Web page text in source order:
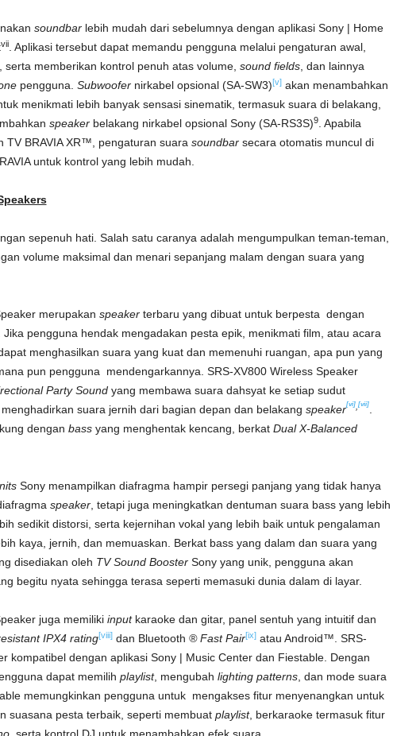
soundbarlebih mudah dari sebelumnya dengan aplikasi Sony | Home
vii. Aplikasi tersebut dapat memandu pengguna melalui pengaturan awal,
serta memberikan kontrol penuh atas volume, sound fields, dan lainnya
pengguna. Subwoofernirkabel opsional (SA-SW3)[v]akan menambahkan
menikmati lebih banyak sensasi sinematik, termasuk suara di belakang,
speakerbelakang nirkabel opsional Sony (SA-RS3S)9. Apabila
TV BRAVIA XR™, pengaturan suara soundbar secara otomatis muncul di
untuk kontrol yang lebih mudah.
sepenuh hati. Salah satu caranya adalah mengumpulkan teman-teman,
volume maksimal dan menari sepanjang malam dengan suara yang
merupakan speakerterbaru yang dibuat untuk berpesta dengan
pengguna hendak mengadakan pesta epik, menikmati film, atau acara
menghasilkan suara yang kuat dan memenuhi ruangan, apa pun yang
pun pengguna mendengarkannya. SRS-XV800 Wireless Speaker
Party Soundyang membawa suara dahsyat ke setiap sudut
suara jernih dari bagian depan dan belakang speaker[vi], [vii]
dengan bassyang menghentak kencang, berkat Dual X-Balanced
Sony menampilkan diafragma hampir persegi panjang yang tidak hanya
speaker, tetapi juga meningkatkan dentuman suara bass yang lebih
sedikit distorsi, serta kejernihan vokal yang lebih baik untuk pengalaman
kaya, jernih, dan memuaskan. Berkat bass yang dalam dan suara yang
disediakan oleh TV Sound BoosterSony yang unik, pengguna akan
begitu nyata sehingga terasa seperti memasuki dunia dalam di layar.
juga memiliki inputkaraoke dan gitar, panel sentuh yang intuitif dan
IPX4 rating[viii]dan Bluetooth ® Fast Pair[ix]atau Android™. SRS-
kompatibel dengan aplikasi Sony | Music Center dan Fiestable. Dengan
dapat memilih playlist, mengubah lighting patterns, dan mode suara
memungkinkan pengguna untuk mengakses fitur menyenangkan untuk
suasana pesta terbaik, seperti membuat playlist, berkaraoke termasuk fitur